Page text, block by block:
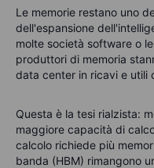
Le memorie restano uno
dell'espansione
molte società software o
produttori di memoria
data center in ricavi e utili
Questa è la tesi rialzista:
maggiore capacità di
calcolo richiede più
banda (HBM) rimangono